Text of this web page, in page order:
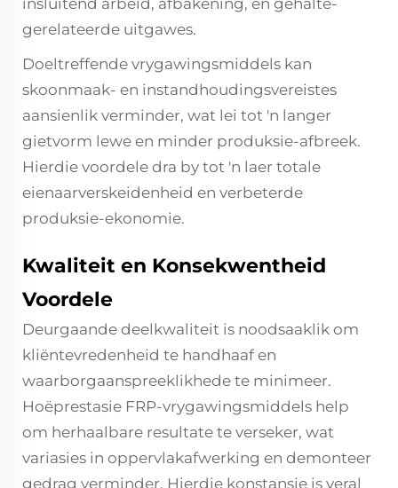
insluitend arbeid, afbakening, en gehalte-
gerelateerde uitgawes.
Doeltreffende vrygawingsmiddels kan
skoonmaak- en instandhoudingsvereistes
aansienlik verminder, wat lei tot 'n langer
gietvorm lewe en minder produksie-afbreek.
Hierdie voordele dra by tot 'n laer totale
eienaarverskeidenheid en verbeterde
produksie-ekonomie.
Kwaliteit en Konsekwentheid
Voordele
Deurgaande deelkwaliteit is noodsaaklik om
kliëntevredenheid te handhaaf en
waarborgaanspreeklikhede te minimeer.
Hoëprestasie FRP-vrygawingsmiddels help
om herhaalbare resultate te verseker, wat
variasies in oppervlakafwerking en demonteer
gedrag verminder. Hierdie konstansie is veral